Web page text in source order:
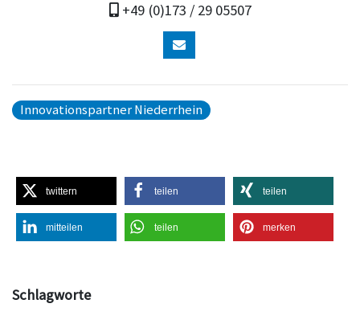
+49 (0)173 / 29 05507
Innovationspartner Niederrhein
twittern teilen teilen
mitteilen teilen merken
Schlagworte